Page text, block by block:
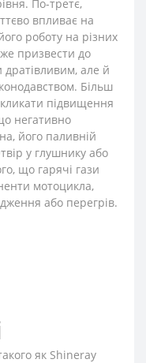
По-третє,
впливає на
роботу на різних
призвести до
але й
Більш
підвищення
негативно
його паливній
у глушнику або
що гарячі гази
мотоцикла,
або перегрів.
як Shineray